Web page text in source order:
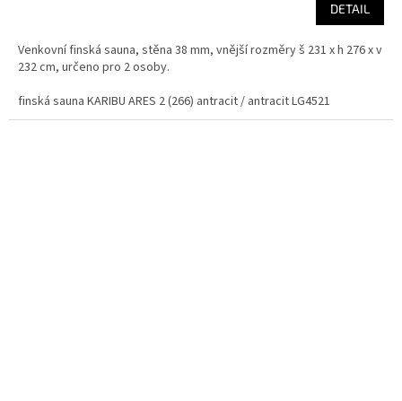
DETAIL
Venkovní finská sauna, stěna 38 mm, vnější rozměry š 231 x h 276 x v
232 cm, určeno pro 2 osoby.
finská sauna KARIBU ARES 2 (266) antracit / antracit LG4521